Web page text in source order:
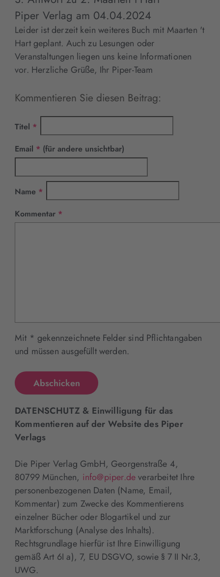
Piper Verlag am 04.04.2024
Leider ist derzeit kein weiteres Buch mit Maarten 't
Hart geplant. Auch zu Lesungen oder
Veranstaltungen liegen uns keine Informationen
vor. Herzliche Grüße, Ihr Piper-Team
Kommentieren Sie diesen Beitrag:
Titel *
Email * Pflichtfeld
(für andere unsichtbar)
Name *
Kommentar *
Mit * gekennzeichnete Felder sind Pflichtangaben
und müssen ausgefüllt werden.
DATENSCHUTZ & Einwilligung für das
Kommentieren auf der Website des Piper
Verlags
Die Piper Verlag GmbH, Georgenstraße 4,
80799 München, info@piper.deverarbeitet Ihre
personenbezogenen Daten (Name, Email,
Kommentar) zum Zwecke des Kommentierens
einzelner Bücher oder Blogartikel und zur
Marktforschung (Analyse des Inhalts).
Rechtsgrundlage hierfür ist Ihre Einwilligung
gemäß Art 6I a), 7, EU DSGVO, sowie § 7 II Nr.3,
UWG.